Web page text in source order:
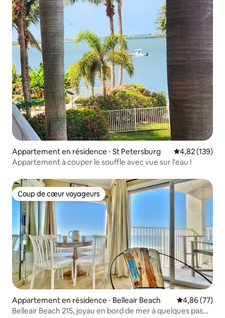
Appartement en résidence ⋅ St Petersburg Évaluation
4,82 (139)
Appartement à couper le souffle avec vue sur l'eau !
Coup de cœur voyageurs
Coup de cœur voyageurs
Appartement en résidence ⋅ Belleair Beach Évaluation
4,86 (77)
Belleair Beach 215, joyau en bord de mer à quelques pas